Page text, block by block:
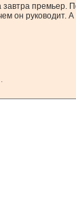
руководит.
.